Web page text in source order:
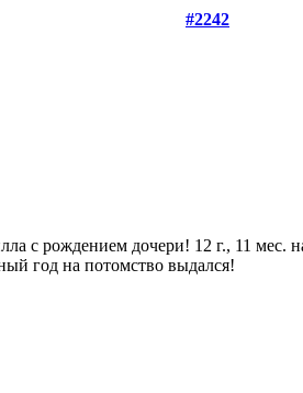
#2242
с рождением дочери! 12 г., 11 мес.
год на потомство выдался!